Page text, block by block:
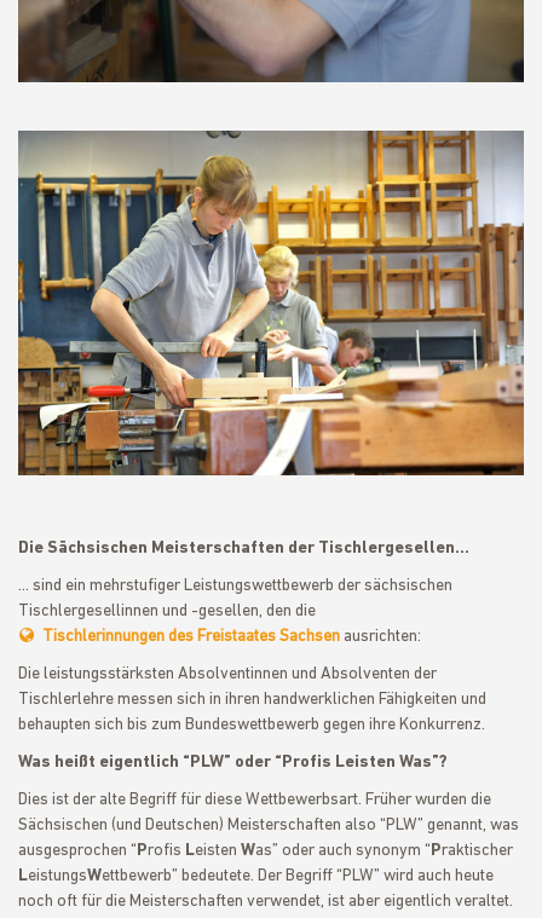
Die Sächsischen Meisterschaften der Tischlergesellen…
... sind ein mehrstufiger Leistungswettbewerb der sächsischen
Tischlergesellinnen und -gesellen, den die
Tischlerinnungen des Freistaates Sachsen ausrichten:
Die leistungsstärksten Absolventinnen und Absolventen der
Tischlerlehre messen sich in ihren handwerklichen Fähigkeiten und
behaupten sich bis zum Bundeswettbewerb gegen ihre Konkurrenz.
Was heißt eigentlich “PLW” oder “Profis Leisten Was”?
Dies ist der alte Begriff für diese Wettbewerbsart. Früher wurden die
Sächsischen (und Deutschen) Meisterschaften also “PLW” genannt, was
ausgesprochen “Profis Leisten Was” oder auch synonym “Praktischer
LeistungsWettbewerb” bedeutete. Der Begriff “PLW” wird auch heute
noch oft für die Meisterschaften verwendet, ist aber eigentlich veraltet.